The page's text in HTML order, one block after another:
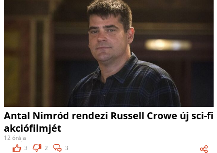
Antal Nimród rendezi Russell Crowe új sci-fi
akciófilmjét
12 órája
3
2 3